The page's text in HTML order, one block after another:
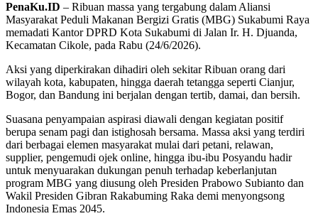
PenaKu.ID – Ribuan massa yang tergabung dalam Aliansi
Masyarakat Peduli Makanan Bergizi Gratis (MBG) Sukabumi Raya
memadati Kantor DPRD Kota Sukabumi di Jalan Ir. H. Djuanda,
Kecamatan Cikole, pada Rabu (24/6/2026).
Aksi yang diperkirakan dihadiri oleh sekitar Ribuan orang dari
wilayah kota, kabupaten, hingga daerah tetangga seperti Cianjur,
Bogor, dan Bandung ini berjalan dengan tertib, damai, dan bersih.
Suasana penyampaian aspirasi diawali dengan kegiatan positif
berupa senam pagi dan istighosah bersama. Massa aksi yang terdiri
dari berbagai elemen masyarakat mulai dari petani, relawan,
supplier, pengemudi ojek online, hingga ibu-ibu Posyandu hadir
untuk menyuarakan dukungan penuh terhadap keberlanjutan
program MBG yang diusung oleh Presiden Prabowo Subianto dan
Wakil Presiden Gibran Rakabuming Raka demi menyongsong
Indonesia Emas 2045.